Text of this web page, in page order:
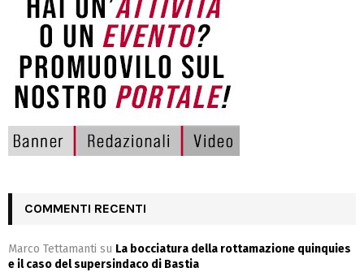
COMMENTI RECENTI
Marco Tettamanti su La bocciatura della rottamazione quinquies
e il caso del supersindaco di Bastia